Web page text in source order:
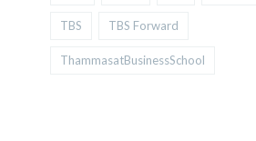
TBS TBS Forward
ThammasatBusinessSchool